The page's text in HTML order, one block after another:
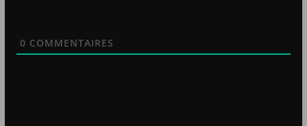
0 COMMENTAIRES